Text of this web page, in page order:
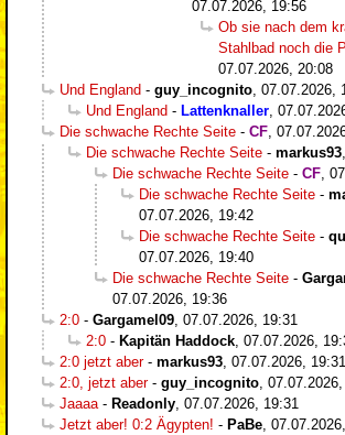
07.07.2026, 19:56
Ob sie nach dem
Stahlbad noch die
07.07.2026, 20:08
Und England - guy_incognito 07.07.2026,
Und England - Lattenknaller
Die schwache Rechte Seite - CF
Die schwache Rechte Seite - markus93
Die schwache Rechte Seite - CF
Die schwache Rechte Seite -
07.07.2026, 19:42
Die schwache Rechte Seite -
07.07.2026, 19:40
Die schwache Rechte Seite -
07.07.2026, 19:36
2:0 - Gargamel09 07.07.2026, 19:31
2:0 - Kapitän Haddock 07.07.2026,
2:0 jetzt aber- markus93 07.07.2026, 19:31
2:0, jetzt aber- guy_incognito 07.07.2026,
Jaaaa - Readonly 07.07.2026, 19:31
Jetzt aber! 0:2 Ägypten! - PaBe